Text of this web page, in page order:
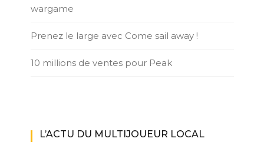
wargame
Prenez le large avec Come sail away !
10 millions de ventes pour Peak
L’ACTU DU MULTIJOUEUR LOCAL